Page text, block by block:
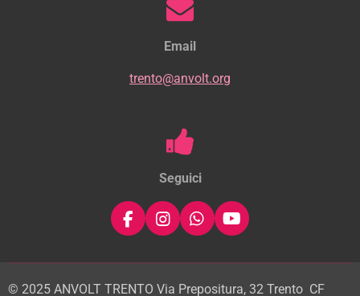
Email
trento@anvolt.org
Seguici
F
a
b
I
n
a
W
h
s
Y
o
u
© 2025 ANVOLT TRENTO Via Prepositura, 32 Trento CF